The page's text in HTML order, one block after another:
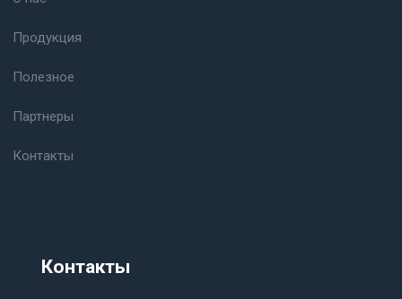
Продукция
Полезное
Партнеры
Контакты
Контакты